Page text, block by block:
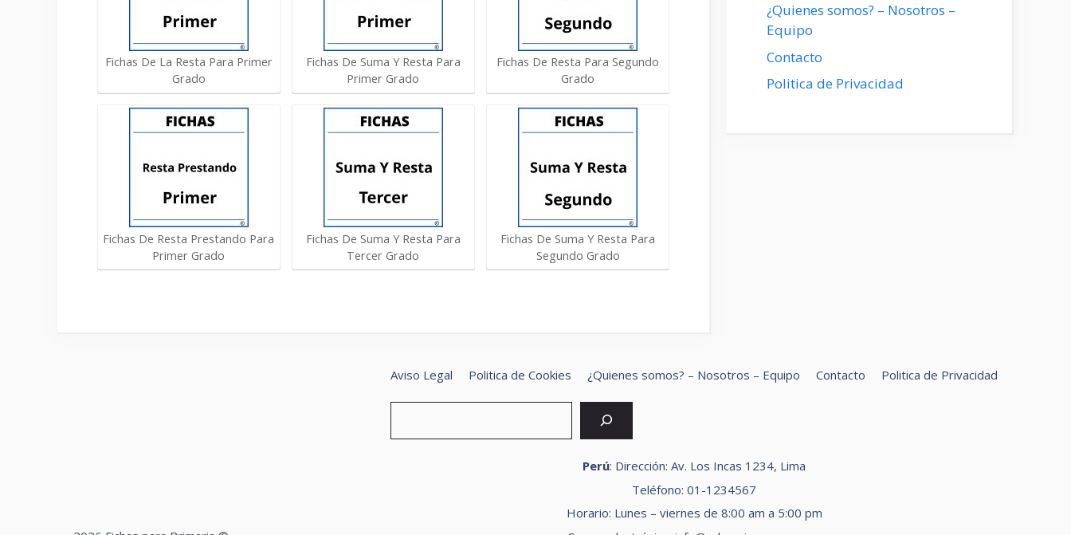
Fichas De La Resta Para Primer
Grado
Fichas De Resta Prestando Para
Primer Grado
Fichas De Suma Y Resta Para
Primer Grado
Fichas De Suma Y Resta Para
Tercer Grado
Fichas De Resta Para Segundo
Grado
Fichas De Suma Y Resta Para
Segundo Grado
¿Quienes somos? – Nosotros –
Equipo
Contacto
Politica de Privacidad
Aviso Legal Politica de Cookies ¿Quienes somos? – Nosotros – Equipo Contacto Politica de Privacidad
Perú: Dirección: Av. Los Incas 1234, Lima
Teléfono: 01-1234567
Horario: Lunes – viernes de 8:00 am a 5:00 pm